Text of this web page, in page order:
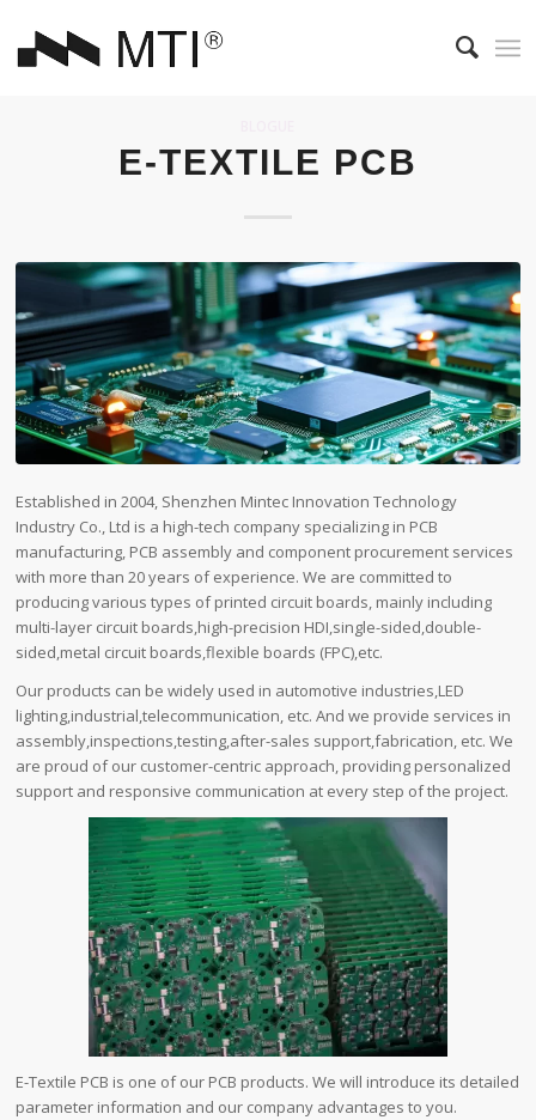
E-TEXTILE PCB
Established in 2004, Shenzhen Mintec Innovation Technology
Industry Co., Ltd is a high-tech company specializing in PCB
manufacturing, PCB assembly and component procurement services
with more than 20 years of experience. We are committed to
producing various types of printed circuit boards, mainly including
multi-layer circuit boards,high-precision HDI,single-sided,double-
sided,metal circuit boards,flexible boards (FPC),etc.
Our products can be widely used in automotive industries,LED
lighting,industrial,telecommunication, etc. And we provide services in
assembly,inspections,testing,after-sales support,fabrication, etc. We
are proud of our customer-centric approach, providing personalized
support and responsive communication at every step of the project.
E-Textile PCB is one of our PCB products. We will introduce its detailed
parameter information and our company advantages to you.